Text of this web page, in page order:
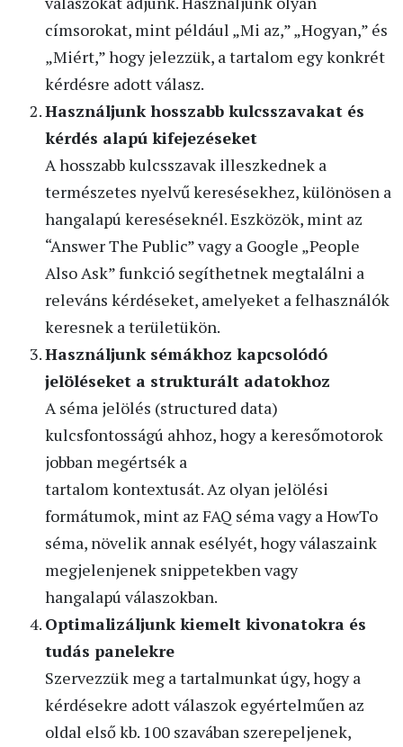
címsorokat, mint például „Mi az,” „Hogyan,” és
„Miért,” hogy jelezzük, a tartalom egy konkrét
kérdésre adott válasz.
Használjunk hosszabb kulcsszavakat és
kérdés alapú kifejezéseket
A hosszabb kulcsszavak illeszkednek a
természetes nyelvű keresésekhez, különösen a
hangalapú kereséseknél. Eszközök, mint az
“Answer The Public” vagy a Google „People
Also Ask” funkció segíthetnek megtalálni a
releváns kérdéseket, amelyeket a felhasználók
keresnek a területükön.
Használjunk sémákhoz kapcsolódó
jelöléseket a strukturált adatokhoz
A séma jelölés (structured data)
kulcsfontosságú ahhoz, hogy a keresőmotorok
jobban megértsék a
tartalom kontextusát. Az olyan jelölési
formátumok, mint az FAQ séma vagy a HowTo
séma, növelik annak esélyét, hogy válaszaink
megjelenjenek snippetekben vagy
hangalapú válaszokban.
Optimalizáljunk kiemelt kivonatokra és
tudás panelekre
Szervezzük meg a tartalmunkat úgy, hogy a
kérdésekre adott válaszok egyértelműen az
oldal első kb. 100 szavában szerepeljenek,